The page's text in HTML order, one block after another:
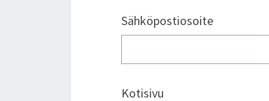
Sähköpostiosoite
Kotisivu